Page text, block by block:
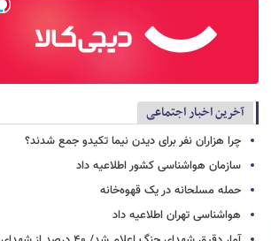
آخرین اخبار اجتماعی
چرا هزاران نفر برای دیدن نیما تکیدو جمع شدند؟
سازمان هواشناسی کشور اطلاعیه داد
حمله مسلحانه در یک قهوه‌خانه
هواشناسی تهران اطلاعیه داد